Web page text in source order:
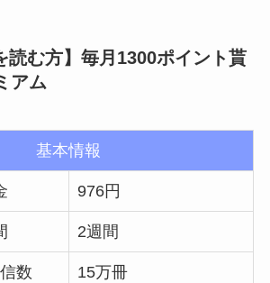
読む方】毎月1300ポイント貰
アム
基本情報
976円
2週間
数 15万冊